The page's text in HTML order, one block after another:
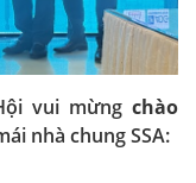
vui mừng chào
nhà chung SSA: